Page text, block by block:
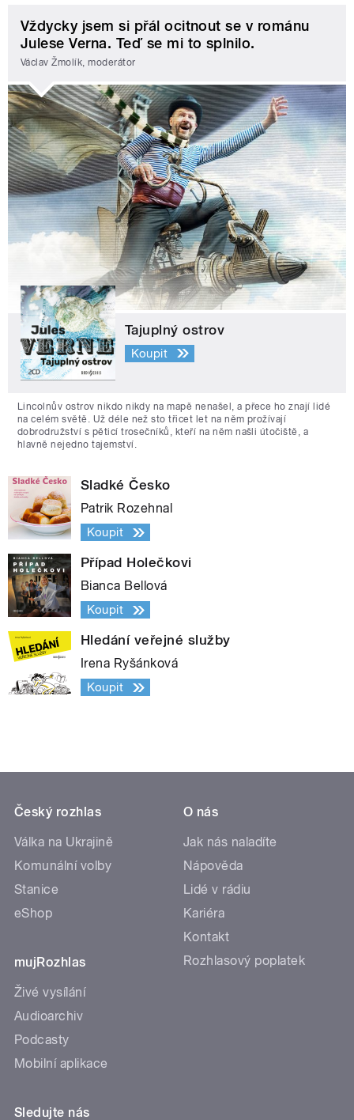
Vždycky jsem si přál ocitnout se v románu
Julese Verna. Teď se mi to splnilo.
Václav Žmolík, moderátor
Tajuplný ostrov
Koupit
Lincolnův ostrov nikdo nikdy na mapě nenašel, a přece ho znají lidé
na celém světě. Už déle než sto třicet let na něm prožívají
dobrodružství s pěticí trosečníků, kteří na něm našli útočiště, a
hlavně nejedno tajemství.
Sladké Česko
Patrik Rozehnal
Koupit
Případ Holečkovi
Bianca Bellová
Koupit
Hledání veřejné služby
Irena Ryšánková
Koupit
Český rozhlas
Válka na Ukrajině
Komunální volby
Stanice
eShop
mujRozhlas
Živé vysílání
Audioarchiv
Podcasty
Mobilní aplikace
O nás
Jak nás naladíte
Nápověda
Lidé v rádiu
Kariéra
Kontakt
Rozhlasový poplatek
Sledujte nás